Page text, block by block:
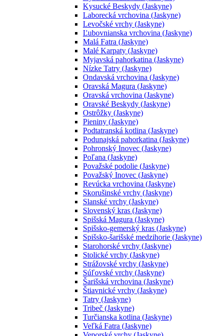
Kysucké Beskydy (Jaskyne)
Laborecká vrchovina (Jaskyne)
Levočské vrchy (Jaskyne)
Ľubovnianska vrchovina (Jaskyne)
Malá Fatra (Jaskyne)
Malé Karpaty (Jaskyne)
Myjavská pahorkatina (Jaskyne)
Nízke Tatry (Jaskyne)
Ondavská vrchovina (Jaskyne)
Oravská Magura (Jaskyne)
Oravská vrchovina (Jaskyne)
Oravské Beskydy (Jaskyne)
Ostrôžky (Jaskyne)
Pieniny (Jaskyne)
Podtatranská kotlina (Jaskyne)
Podunajská pahorkatina (Jaskyne)
Pohronský Inovec (Jaskyne)
Poľana (Jaskyne)
Považské podolie (Jaskyne)
Považský Inovec (Jaskyne)
Revúcka vrchovina (Jaskyne)
Skorušinské vrchy (Jaskyne)
Slanské vrchy (Jaskyne)
Slovenský kras (Jaskyne)
Spišská Magura (Jaskyne)
Spišsko-gemerský kras (Jaskyne)
Spišsko-šarišské medzihorie (Jaskyne)
Starohorské vrchy (Jaskyne)
Stolické vrchy (Jaskyne)
Strážovské vrchy (Jaskyne)
Súľovské vrchy (Jaskyne)
Šarišská vrchovina (Jaskyne)
Štiavnické vrchy (Jaskyne)
Tatry (Jaskyne)
Tribeč (Jaskyne)
Turčianska kotlina (Jaskyne)
Veľká Fatra (Jaskyne)